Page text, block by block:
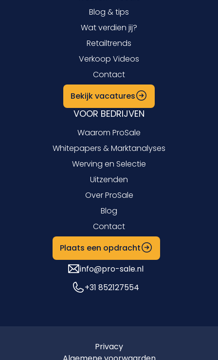
Blog & tips
Wat verdien jij?
Retailtrends
Verkoop Videos
Contact
Bekijk vacatures
VOOR BEDRIJVEN
Waarom ProSale
Whitepapers & Marktanalyses
Werving en Selectie
Uitzenden
Over ProSale
Blog
Contact
Plaats een opdracht
info@pro-sale.nl
+31 852127554
Privacy